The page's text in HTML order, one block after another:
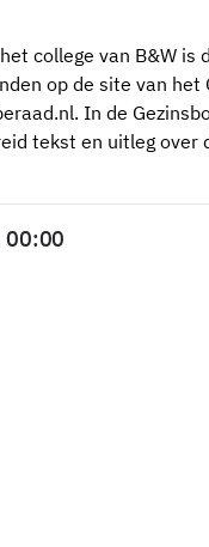
college van B&W
op de site van
In de
tekst en uitleg over
00:00